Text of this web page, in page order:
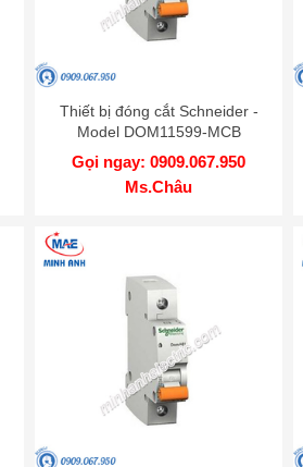
Thiết bị đóng cắt Schneider -
Model DOM11599-MCB
Gọi ngay: 0909.067.950
Ms.Châu